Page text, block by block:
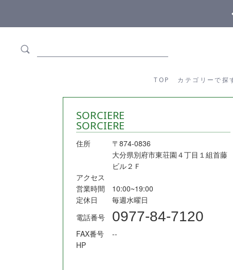
TOP カテゴリーで探
カテゴリーか
SORCIERE
SORCIERE
住所
〒874-0836
大分県別府市東荘園４丁目１組首藤
ビル２Ｆ
アクセス
営業時間
10:00~19:00
定休日
毎週水曜日
電話番号
0977-84-7120
FAX番号
--
HP